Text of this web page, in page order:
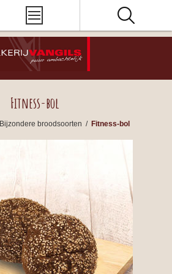
Fitness-bol
Bijzondere broodsoorten / Fitness-bol